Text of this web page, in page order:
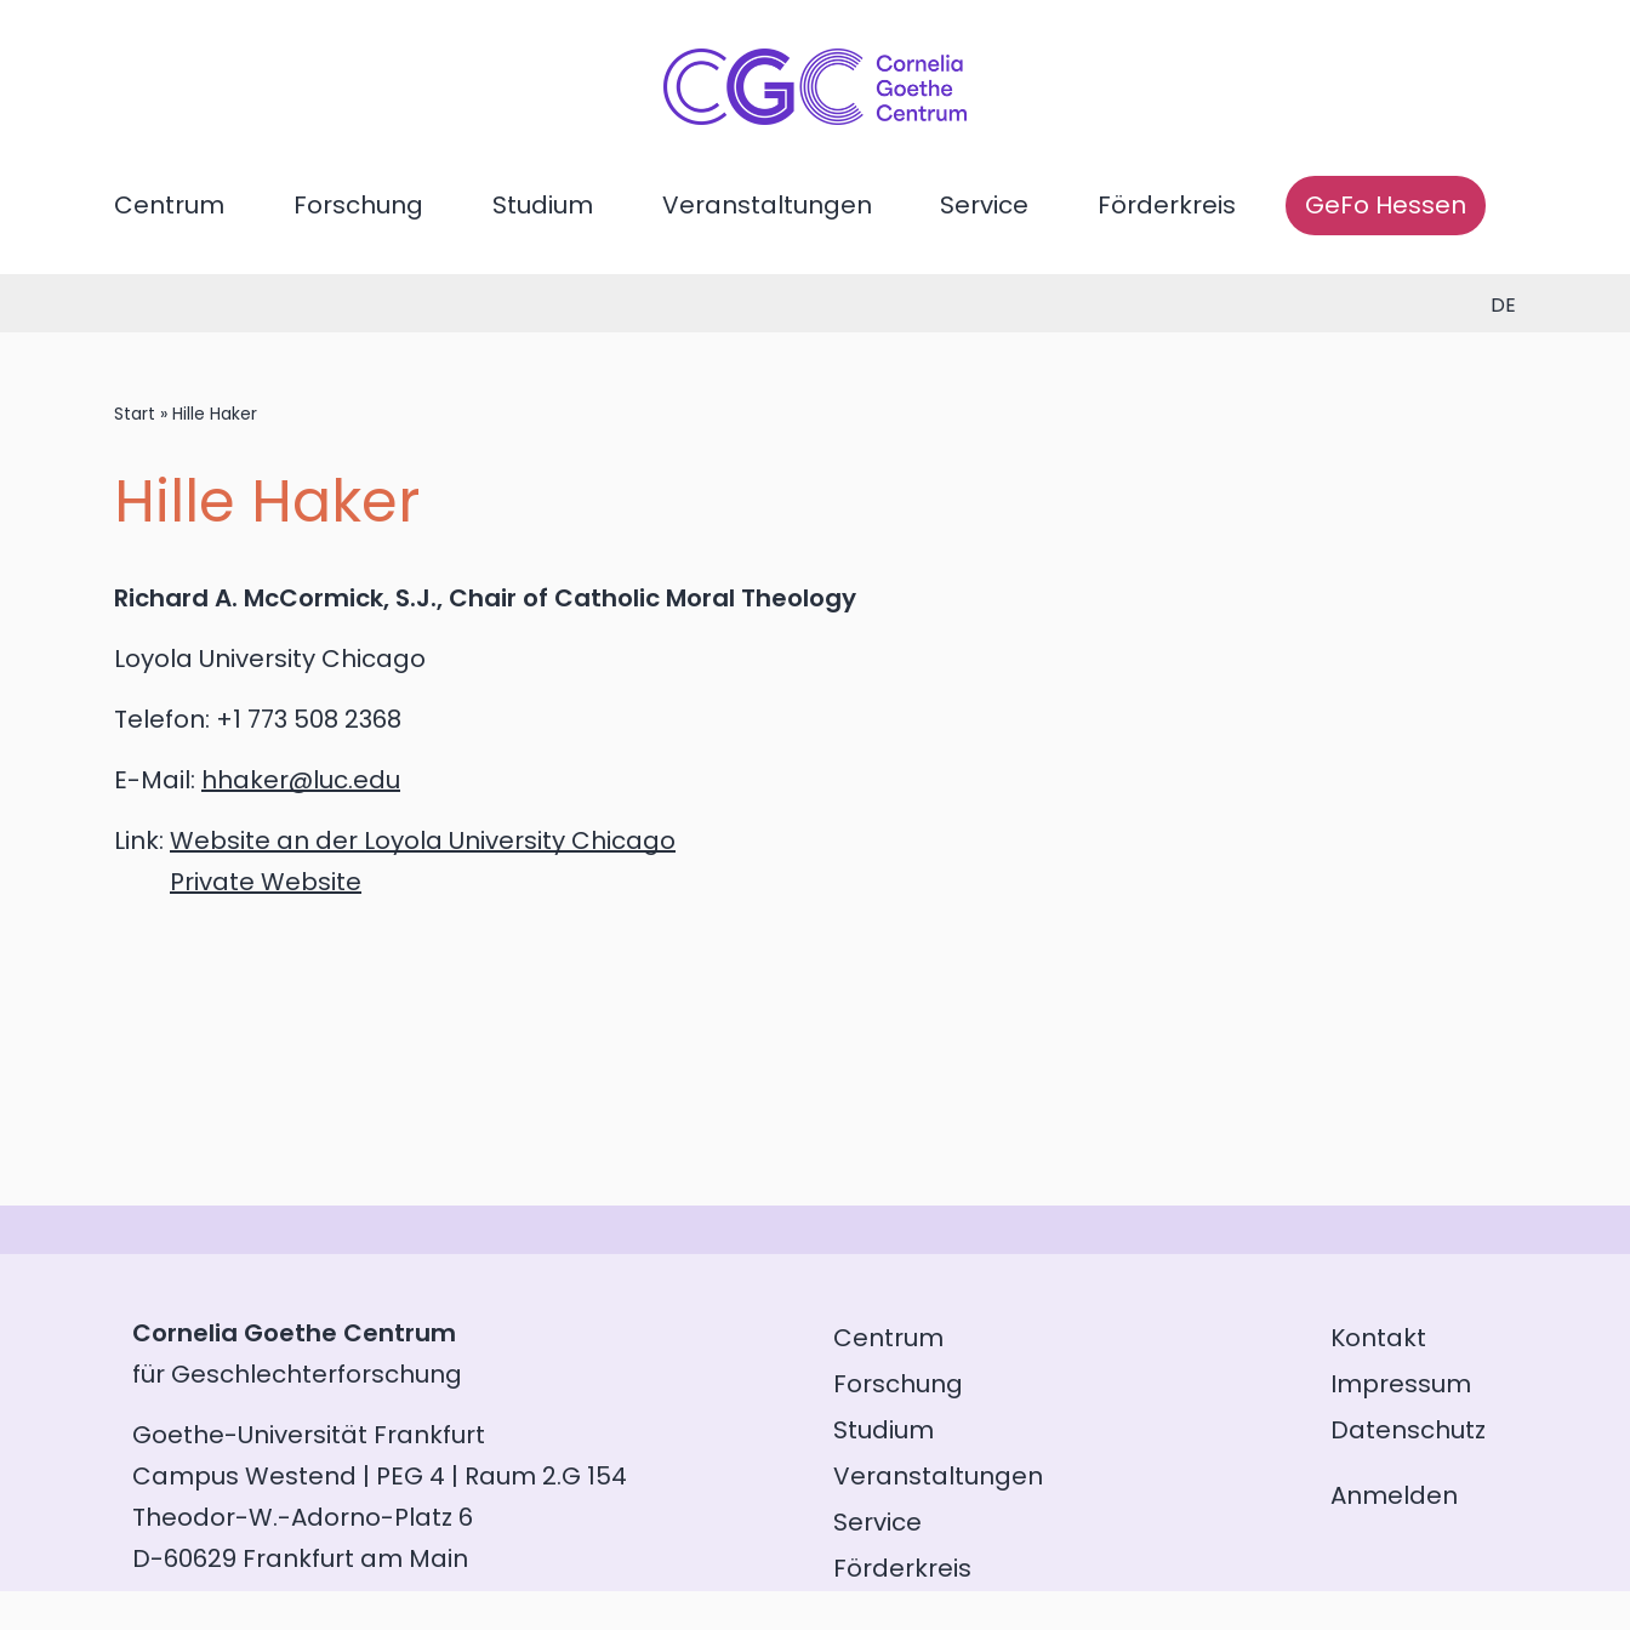
Centrum Forschung Studium Veranstaltungen Service Förderkreis GeFo Hessen
DE
Start » Hille Haker
Hille Haker
Richard A. McCormick, S.J., Chair of Catholic Moral Theology
Loyola University Chicago
Telefon: +1 773 508 2368
E-Mail: hhaker@luc.edu
Link: Website an der Loyola University Chicago
Private Website
Cornelia Goethe Centrum
für Geschlechterforschung
Goethe-Universität Frankfurt
Campus Westend | PEG 4 | Raum 2.G 154
Theodor-W.-Adorno-Platz 6
D-60629 Frankfurt am Main
Centrum
Forschung
Studium
Veranstaltungen
Service
Förderkreis
Kontakt
Impressum
Datenschutz
Anmelden